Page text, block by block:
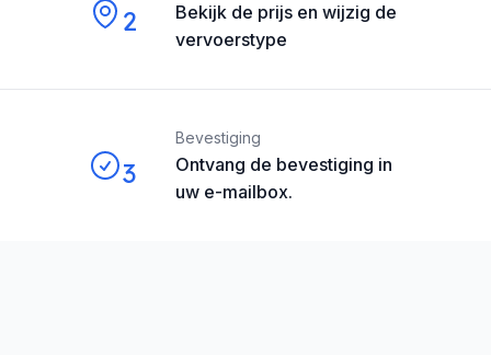
2
Bekijk de prijs en wijzig de
vervoerstype
3
Ontvang de bevestiging in
uw e-mailbox.
Bevestiging